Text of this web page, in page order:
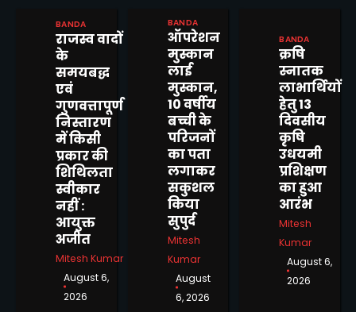
BANDA
राजस्व वादों
के
समयबद्ध
एवं
गुणवत्तापूर्ण
निस्तारण
में किसी
प्रकार की
शिथिलता
स्वीकार
नहीं :
आयुक्त
अजीत
Mitesh Kumar
August 6,
2026
BANDA
ऑपरेशन
मुस्कान
लाई
मुस्कान,
10 वर्षीय
बच्ची के
परिजनों
का पता
लगाकर
सकुशल
किया
सुपुर्द
Mitesh
Kumar
August
6, 2026
BANDA
क्रषि
स्नातक
लाभार्थियों
हेतु 13
दिवसीय
कृषि
उधयमी
प्रशिक्षण
का हुआ
आरंभ
Mitesh
Kumar
August 6,
2026
यूनिवर्सिटी लाकर खागा नगर का
नाम रोशन करने पर जिला पंचायत
अध्यक्ष को व्यापार मंडल ने किया
सम्मानित
Alok Kumar Kesharwani